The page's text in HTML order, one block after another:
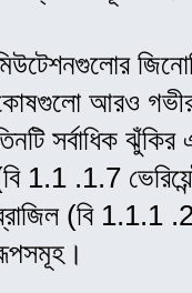
আরও
সর্বাধিক
1.1 .1.7
(বি 1.1.1